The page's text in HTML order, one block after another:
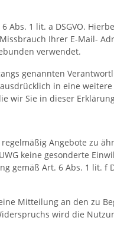
1 lit. a DSGVO.
Ihrer E-Mail-
verwendet.
genannten
in eine
wir Sie in dieser
Angebote zu
keine gesonderte
gemäß Art. 6 Abs. 1 lit. f
Mitteilung an den zu
wird die